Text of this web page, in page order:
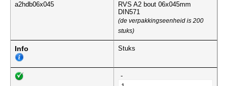
a2hdb06x045
RVS A2 bout 06x045mm
DIN571
(de verpakkingseenheid is 200
stuks)
Info Stuks
-